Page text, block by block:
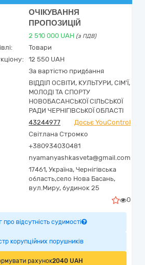
ОЧІКУВАННЯ
ПРОПОЗИЦІЙ
2 510 000 UAH (з ПДВ)
Товари
12 550 UAH
За вартістю придбання
ВІДДІЛ ОСВІТИ, КУЛЬТУРИ, СІМ'Ї,
МОЛОДІ ТА СПОРТУ
НОВОБАСАНСЬКОЇ СІЛЬСЬКОЇ
РАДИ ЧЕРНІГІВСЬКОЇ ОБЛАСТІ
43244977
Досьє YouControl
Світлана Стромко
+380934030481
nyamanyashkasveta@gmail.com
17461, Україна, Чернігівська
область,село Нова Басань,
вул.Миру, будинок 25
0
про відсутність судимості
корупційних порушників
рахунок2040 UAH